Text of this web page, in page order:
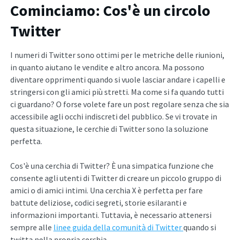
Cominciamo: Cos'è un circolo
Twitter
I numeri di Twitter sono ottimi per le metriche delle riunioni,
in quanto aiutano le vendite e altro ancora. Ma possono
diventare opprimenti quando si vuole lasciar andare i capelli e
stringersi con gli amici più stretti. Ma come si fa quando tutti
ci guardano? O forse volete fare un post regolare senza che sia
accessibile agli occhi indiscreti del pubblico. Se vi trovate in
questa situazione, le cerchie di Twitter sono la soluzione
perfetta.
Cos'è una cerchia di Twitter? È una simpatica funzione che
consente agli utenti di Twitter di creare un piccolo gruppo di
amici o di amici intimi. Una cerchia X è perfetta per fare
battute deliziose, codici segreti, storie esilaranti e
informazioni importanti. Tuttavia, è necessario attenersi
sempre alle linee guida della comunità di Twitterquando si